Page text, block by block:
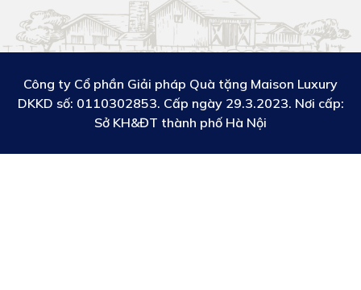
Công ty Cổ phần Giải pháp Quà tặng Maison Luxury
DKKD số: 0110302853. Cấp ngày 29.3.2023. Nơi cấp:
Sở KH&ĐT thành phố Hà Nội